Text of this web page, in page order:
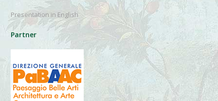
Presentation in English
Partner